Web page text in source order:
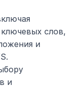
слов,
и
и